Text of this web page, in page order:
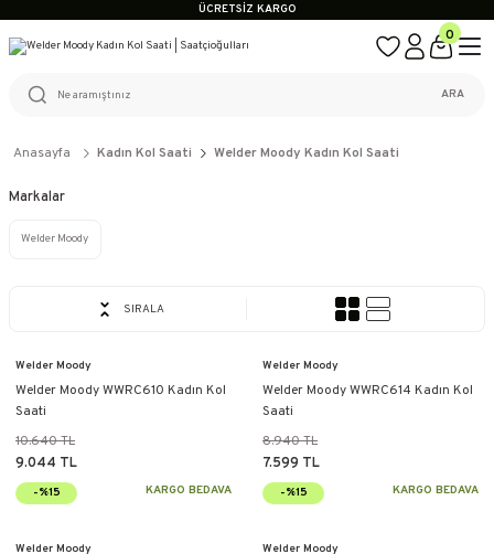
ÜCRETSİZ KARGO
WEB SİTESİNE ÖZEL FİYATLAR
KAÇIRILMAYACAK FIRSATLAR
0
ARA
Anasayfa Kadın Kol Saati Welder Moody Kadın Kol Saati
Markalar
Welder Moody
SIRALA
Welder Moody
Welder Moody WWRC610 Kadın Kol
Saati
10.640 TL
9.044 TL
-%15 KARGO BEDAVA
Welder Moody
Welder Moody WWRC614 Kadın Kol
Saati
8.940 TL
7.599 TL
-%15 KARGO BEDAVA
Welder Moody Welder Moody